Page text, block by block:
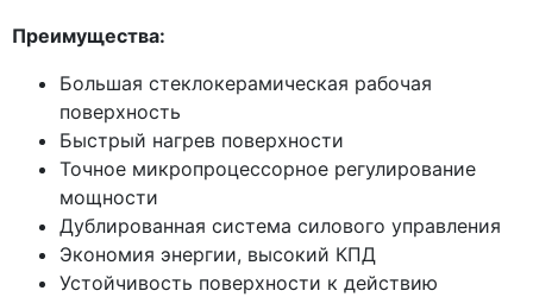
Преимущества:
Большая стеклокерамическая рабочая
поверхность
Быстрый нагрев поверхности
Точное микропроцессорное регулирование
мощности
Дублированная система силового управления
Экономия энергии, высокий КПД
Устойчивость поверхности к действию